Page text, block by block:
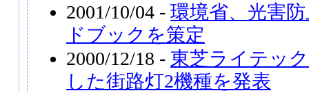
2001/10/04 - 環境省、光害
ドブックを策定
2000/12/18 - 東芝ライテッ
した街路灯2機種を発表